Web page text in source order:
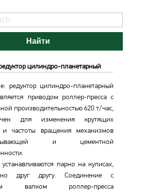
Найти
цилиндро-планетарный
редуктор цилиндро-планетарный
приводом роллер-пресса с
производительностью 620 т/час,
для изменения крутящих
и частоты вращения механизмов
и цементной
устанавливаются парно на кулисах,
друг другу. Соединение с
валком роллер-пресса